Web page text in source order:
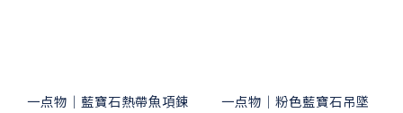
一点物｜藍寶石熱帶魚項鍊 一点物｜粉色藍寶石吊墜